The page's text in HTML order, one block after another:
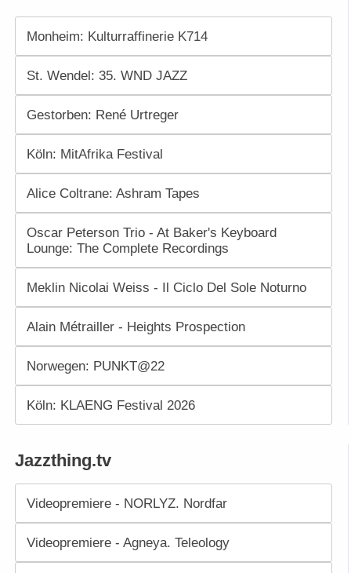
Monheim: Kulturraffinerie K714
St. Wendel: 35. WND JAZZ
Gestorben: René Urtreger
Köln: MitAfrika Festival
Alice Coltrane: Ashram Tapes
Oscar Peterson Trio - At Baker's Keyboard
Lounge: The Complete Recordings
Meklin Nicolai Weiss - Il Ciclo Del Sole Noturno
Alain Métrailler - Heights Prospection
Norwegen: PUNKT@22
Köln: KLAENG Festival 2026
Jazzthing.tv
Videopremiere - NORLYZ. Nordfar
Videopremiere - Agneya. Teleology